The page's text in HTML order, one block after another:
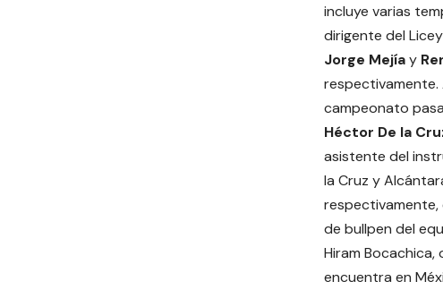
incluye varias
dirigente del
Jorge Mejíay
respectivamente.
campeonato
Héctor De la
asistente del
la Cruz y
respectivamente,
de bullpen del
Hiram Bocachica,
encuentra en